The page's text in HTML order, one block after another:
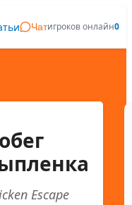
Чатигроков онлайн0
Escape